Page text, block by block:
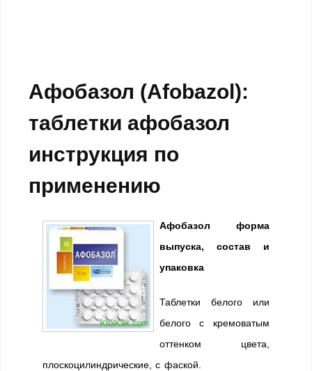
Афобазол (Afobazol):
таблетки афобазол
инструкция по
применению
Афобазол форма
выпуска, состав и
упаковка
Таблетки белого или
белого с кремоватым
оттенком цвета,
плоскоцилиндрические, с фаской.